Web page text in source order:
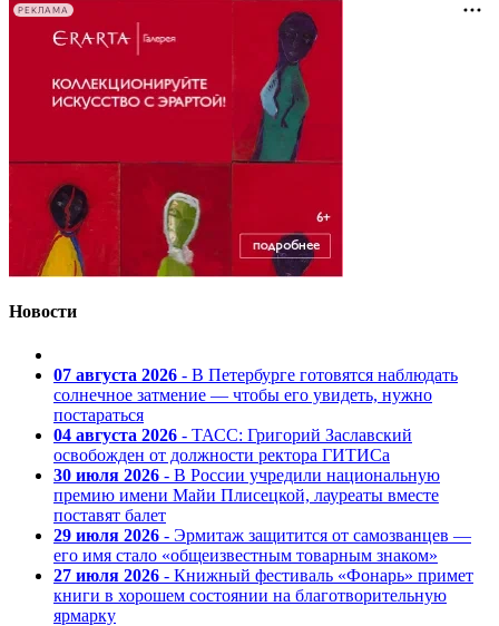
РЕКЛАМА
Новости
07 августа 2026 - В Петербурге готовятся наблюдать
солнечное затмение — чтобы его увидеть, нужно
постараться
04 августа 2026 - ТАСС: Григорий Заславский
освобожден от должности ректора ГИТИСа
30 июля 2026 - В России учредили национальную
премию имени Майи Плисецкой, лауреаты вместе
поставят балет
29 июля 2026 - Эрмитаж защитится от самозванцев —
его имя стало «общеизвестным товарным знаком»
27 июля 2026 - Книжный фестиваль «Фонарь» примет
книги в хорошем состоянии на благотворительную
ярмарку